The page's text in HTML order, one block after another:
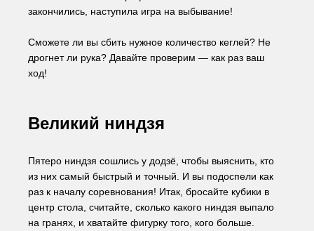
закончились, наступила игра на выбывание!
Сможете ли вы сбить нужное количество кеглей? Не
дрогнет ли рука? Давайте проверим — как раз ваш
ход!
Великий ниндзя
Пятеро ниндзя сошлись у додзё, чтобы выяснить, кто
из них самый быстрый и точный. И вы подоспели как
раз к началу соревнования! Итак, бросайте кубики в
центр стола, считайте, сколько какого ниндзя выпало
на гранях, и хватайте фигурку того, кого больше.